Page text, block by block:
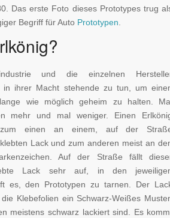
Das erste Foto dieses Prototypes trug
Begriff für Auto Prototypen
und die einzelnen
in ihrer Macht stehende zu tun, um
wie möglich geheim zu halten.
mehr und mal weniger. Einen
einen an einem, auf der
Lack und zum anderen meist an
Auf der Straße fällt
Lack sehr auf, in den
es, den Prototypen zu tarnen. Der
Klebefolien ein Schwarz-Weißes
meistens schwarz lackiert sind. Es